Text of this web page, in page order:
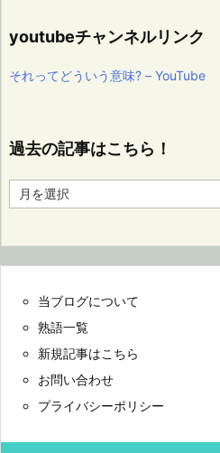
youtubeチャンネルリンク
それってどういう意味? – YouTube
過去の記事はこちら！
去
ら！
当ブログについて
熟語一覧
新規記事はこちら
お問い合わせ
プライバシーポリシー